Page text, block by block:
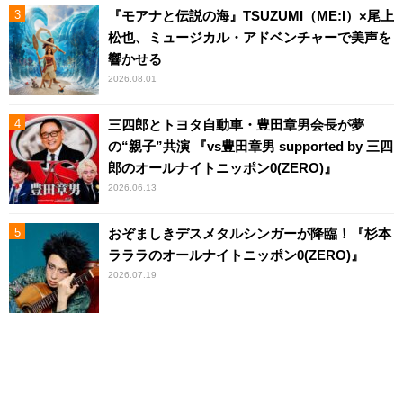
『モアナと伝説の海』TSUZUMI（ME:I）×尾上
松也、ミュージカル・アドベンチャーで美声を
響かせる
2026.08.01
三四郎とトヨタ自動車・豊田章男会長が夢
の“親子”共演 『vs豊田章男 supported by 三四
郎のオールナイトニッポン0(ZERO)』
2026.06.13
おぞましきデスメタルシンガーが降臨！『杉本
ラララのオールナイトニッポン0(ZERO)』
2026.07.19